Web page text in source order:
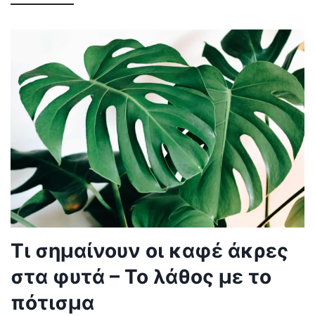
Τι σημαίνουν οι καφέ άκρες
στα φυτά – Το λάθος με το
πότισμα